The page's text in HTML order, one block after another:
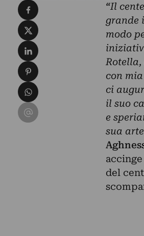
“Il
grande
modo
con
ci
il suo
e
sua
del
Condividi su Facebook
Condividi su X
Condividi su LinkedIn
Condividi su Pinterest
Condividi su WhatsApp
Condividi su Email